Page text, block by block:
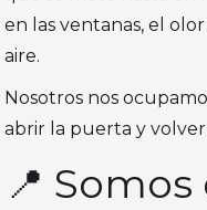
en las ventanas, el
aire.
Nosotros nos
abrir la puerta y volver
📍